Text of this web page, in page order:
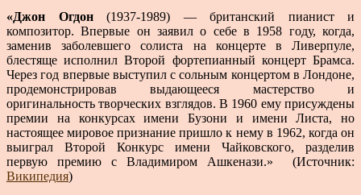
«Джон Огдон(1937-1989) — британский пианист и
композитор. Впервые он заявил о себе в 1958 году, когда,
заменив заболевшего солиста на концерте в Ливерпуле,
блестяще исполнил Второй фортепианный концерт Брамса.
Через год впервые выступил с сольным концертом в Лондоне,
продемонстрировав выдающееся мастерство и
оригинальность творческих взглядов. В 1960 ему присуждены
премии на конкурсах имени Бузони и имени Листа, но
настоящее мировое признание пришло к нему в 1962, когда он
выиграл Второй Конкурс имени Чайковского, разделив
первую премию с Владимиром Ашкенази.» (Источник:
Википедия)